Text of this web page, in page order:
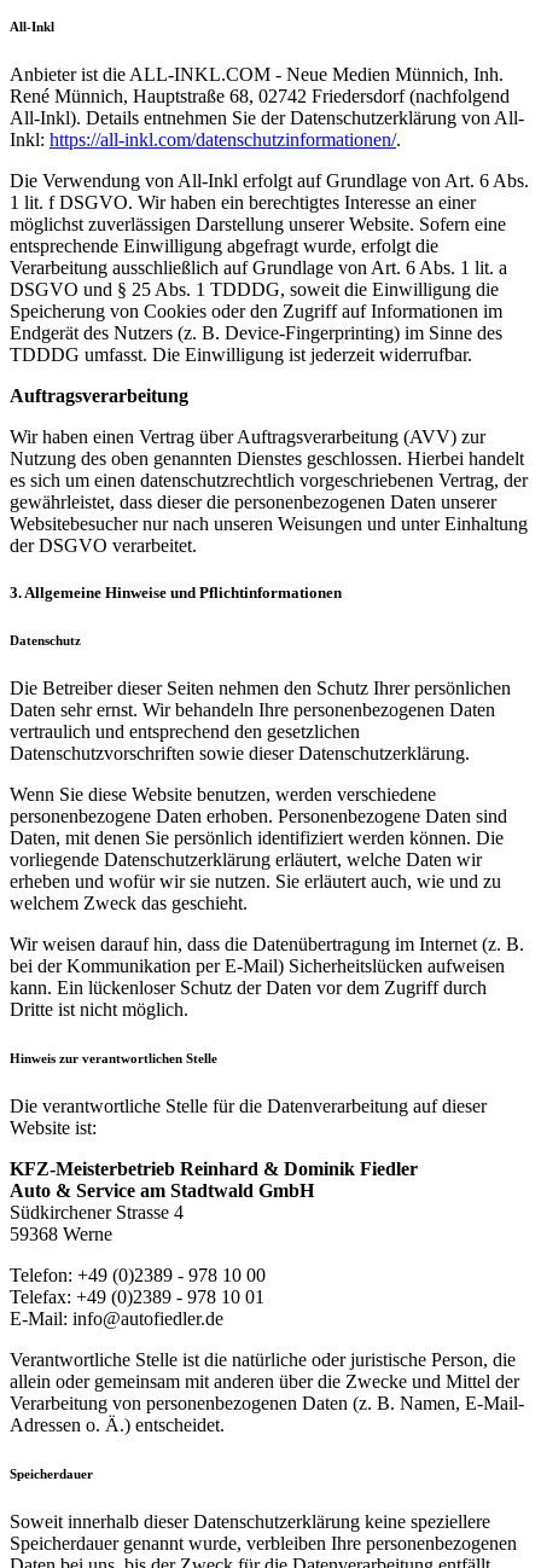
All-Inkl
Anbieter ist die ALL-INKL.COM - Neue Medien Münnich, Inh.
René Münnich, Hauptstraße 68, 02742 Friedersdorf (nachfolgend
All-Inkl). Details entnehmen Sie der Datenschutzerklärung von All-
Inkl: https://all-inkl.com/datenschutzinformationen/.
Die Verwendung von All-Inkl erfolgt auf Grundlage von Art. 6 Abs.
1 lit. f DSGVO. Wir haben ein berechtigtes Interesse an einer
möglichst zuverlässigen Darstellung unserer Website. Sofern eine
entsprechende Einwilligung abgefragt wurde, erfolgt die
Verarbeitung ausschließlich auf Grundlage von Art. 6 Abs. 1 lit. a
DSGVO und § 25 Abs. 1 TDDDG, soweit die Einwilligung die
Speicherung von Cookies oder den Zugriff auf Informationen im
Endgerät des Nutzers (z. B. Device-Fingerprinting) im Sinne des
TDDDG umfasst. Die Einwilligung ist jederzeit widerrufbar.
Auftragsverarbeitung
Wir haben einen Vertrag über Auftragsverarbeitung (AVV) zur
Nutzung des oben genannten Dienstes geschlossen. Hierbei handelt
es sich um einen datenschutzrechtlich vorgeschriebenen Vertrag, der
gewährleistet, dass dieser die personenbezogenen Daten unserer
Websitebesucher nur nach unseren Weisungen und unter Einhaltung
der DSGVO verarbeitet.
3. Allgemeine Hinweise und Pflicht­informationen
Datenschutz
Die Betreiber dieser Seiten nehmen den Schutz Ihrer persönlichen
Daten sehr ernst. Wir behandeln Ihre personenbezogenen Daten
vertraulich und entsprechend den gesetzlichen
Datenschutzvorschriften sowie dieser Datenschutzerklärung.
Wenn Sie diese Website benutzen, werden verschiedene
personenbezogene Daten erhoben. Personenbezogene Daten sind
Daten, mit denen Sie persönlich identifiziert werden können. Die
vorliegende Datenschutzerklärung erläutert, welche Daten wir
erheben und wofür wir sie nutzen. Sie erläutert auch, wie und zu
welchem Zweck das geschieht.
Wir weisen darauf hin, dass die Datenübertragung im Internet (z. B.
bei der Kommunikation per E-Mail) Sicherheitslücken aufweisen
kann. Ein lückenloser Schutz der Daten vor dem Zugriff durch
Dritte ist nicht möglich.
Hinweis zur verantwortlichen Stelle
Die verantwortliche Stelle für die Datenverarbeitung auf dieser
Website ist:
KFZ-Meisterbetrieb Reinhard & Dominik Fiedler
Auto & Service am Stadtwald GmbH
Südkirchener Strasse 4
59368 Werne
Telefon: +49 (0)2389 - 978 10 00
Telefax: +49 (0)2389 - 978 10 01
E-Mail: info@autofiedler.de
Verantwortliche Stelle ist die natürliche oder juristische Person, die
allein oder gemeinsam mit anderen über die Zwecke und Mittel der
Verarbeitung von personenbezogenen Daten (z. B. Namen, E-Mail-
Adressen o. Ä.) entscheidet.
Speicherdauer
Soweit innerhalb dieser Datenschutzerklärung keine speziellere
Speicherdauer genannt wurde, verbleiben Ihre personenbezogenen